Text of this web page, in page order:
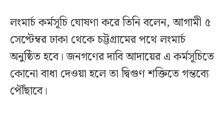
লংমার্চ কর্মসূচি ঘোষণা করে তিনি বলেন, আগামী ৫
সেপ্টেম্বর ঢাকা থেকে চট্টগ্রামের পথে লংমার্চ
অনুষ্ঠিত হবে। জনগণের দাবি আদায়ের এ কর্মসূচিতে
কোনো বাধা দেওয়া হলে তা দ্বিগুণ শক্তিতে গন্তব্যে
পৌঁছাবে।